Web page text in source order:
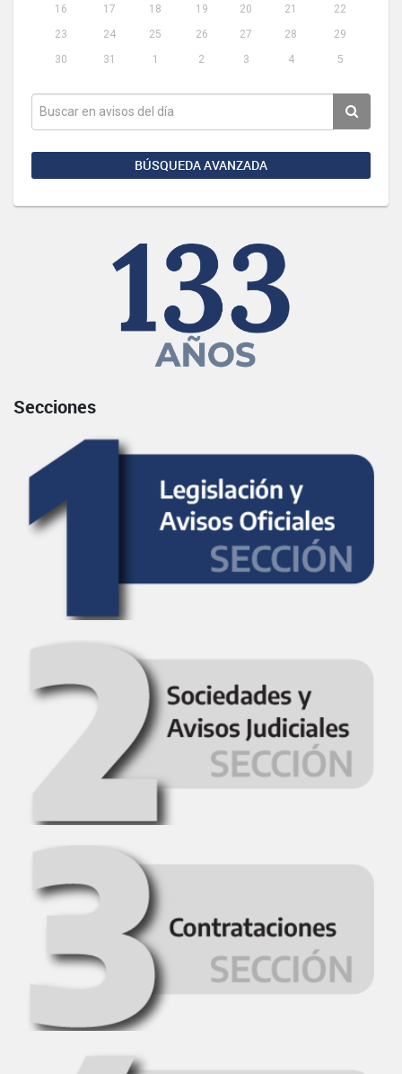
16
17 18 19 20 21
22
23
24 25 26 27 28
29
30
31 1 2 3 4 5
BÚSQUEDA AVANZADA
Secciones